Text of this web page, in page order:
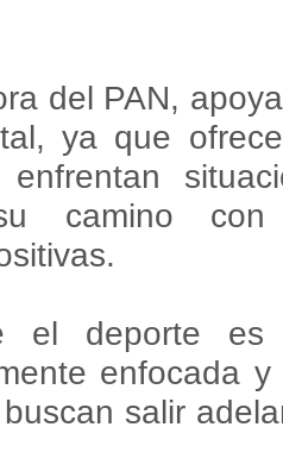
del PAN,
ya que
camino
el deporte es
enfocada
salir